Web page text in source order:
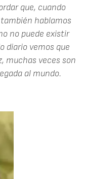
que, cuando
hablamos
no puede existir
diario vemos que
muchas veces son
al mundo.